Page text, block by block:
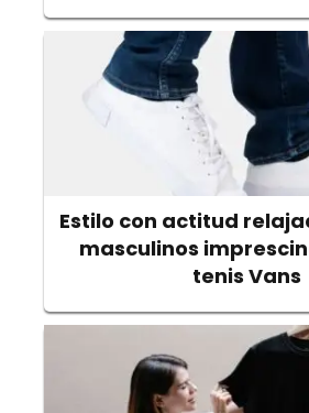
Estilo con actitud
masculinos
tenis Vans